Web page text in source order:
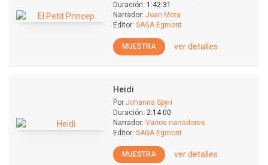
Duración: 1:42:31
Narrador: Joan Mora
Editor: SAGA Egmont
MUESTRA ver detalles
Heidi
Por Johanna Spyri
Duración: 2:14:00
Narrador: Varios narradores
Editor: SAGA Egmont
MUESTRA ver detalles